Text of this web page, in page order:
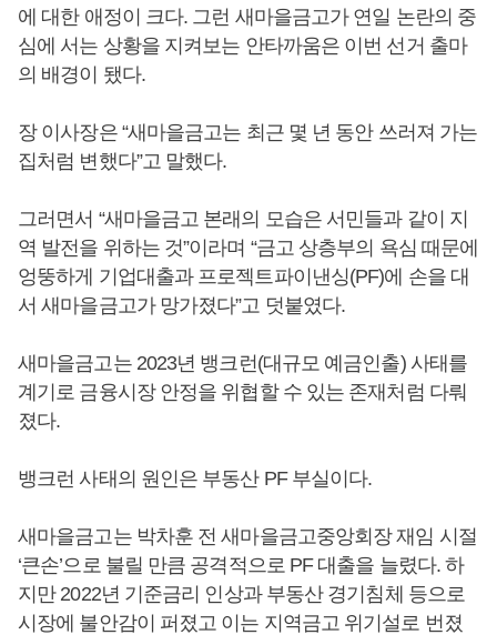
에 대한 애정이 크다. 그런 새마을금고가 연일 논란의 중
심에 서는 상황을 지켜보는 안타까움은 이번 선거 출마
의 배경이 됐다.
장 이사장은 “새마을금고는 최근 몇 년 동안 쓰러져 가는
집처럼 변했다”고 말했다.
그러면서 “새마을금고 본래의 모습은 서민들과 같이 지
역 발전을 위하는 것”이라며 “금고 상층부의 욕심 때문에
엉뚱하게 기업대출과 프로젝트파이낸싱(PF)에 손을 대
서 새마을금고가 망가졌다”고 덧붙였다.
새마을금고는 2023년 뱅크런(대규모 예금인출) 사태를
계기로 금융시장 안정을 위협할 수 있는 존재처럼 다뤄
졌다.
뱅크런 사태의 원인은 부동산 PF 부실이다.
새마을금고는 박차훈 전 새마을금고중앙회장 재임 시절
‘큰손’으로 불릴 만큼 공격적으로 PF 대출을 늘렸다. 하
지만 2022년 기준금리 인상과 부동산 경기침체 등으로
시장에 불안감이 퍼졌고 이는 지역금고 위기설로 번졌